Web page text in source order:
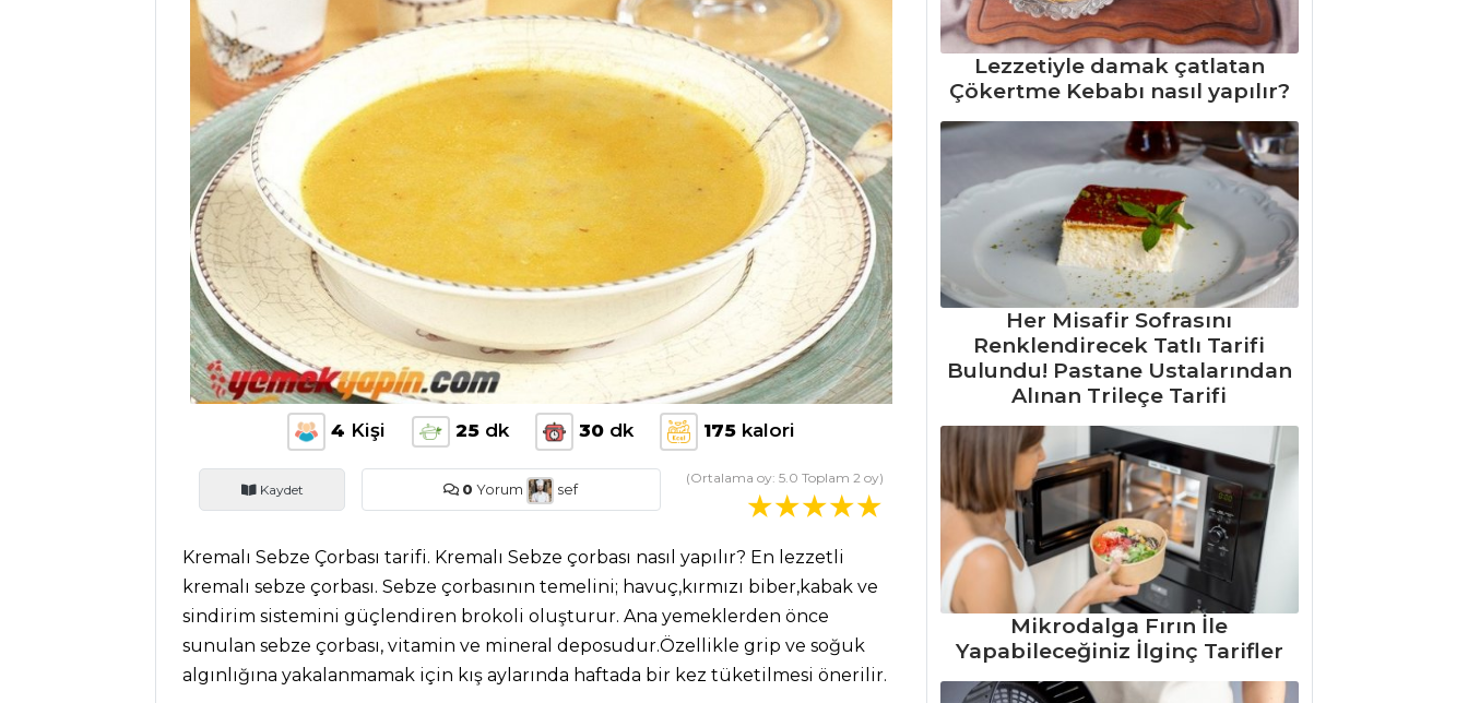
Kategoriler
SALATALAR
4 Kişi 25dk 30dk 175kalori
Kaydet 0 Yorum sef
(Ortalama oy: 5.0 Toplam 2oy)
Kremalı Sebze Çorbası tarifi. Kremalı Sebze çorbası nasıl yapılır? En lezzetli
kremalı sebze çorbası. Sebze çorbasının temelini; havuç,kırmızı biber,kabak ve
sindirim sistemini güçlendiren brokoli oluşturur. Ana yemeklerden önce
sunulan sebze çorbası, vitamin ve mineral deposudur.Özellikle grip ve soğuk
algınlığına yakalanmamak için kış aylarında haftada bir kez tüketilmesi önerilir.
Lezzetiyle damak çatlatan
Çökertme Kebabı nasıl yapılır?
Her Misafir Sofrasını
Renklendirecek Tatlı Tarifi
Bulundu! Pastane Ustalarından
Alınan Trileçe Tarifi
Mikrodalga Fırın İle
Yapabileceğiniz İlginç Tarifler